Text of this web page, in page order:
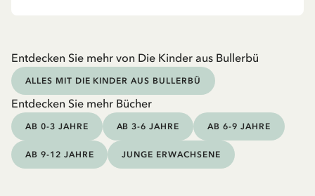
Entdecken Sie mehr von Die Kinder aus Bullerbü
ALLES MIT DIE KINDER AUS BULLERBÜ
Entdecken Sie mehr Bücher
AB 0-3 JAHRE AB 3-6 JAHRE AB 6-9 JAHRE
AB 9-12 JAHRE JUNGE ERWACHSENE